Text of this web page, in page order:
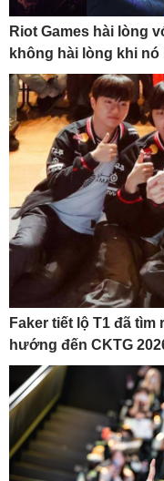
Riot Games hài lòng
không hài lòng khi
Faker tiết lộ T1 đã
hướng đến CKTG